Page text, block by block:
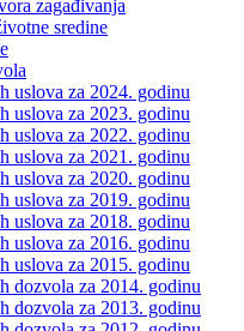
zagađivanja
sredine
uslova za 2024. godinu
uslova za 2023. godinu
uslova za 2022. godinu
uslova za 2021. godinu
uslova za 2020. godinu
uslova za 2019. godinu
uslova za 2018. godinu
uslova za 2016. godinu
uslova za 2015. godinu
dozvola za 2014. godinu
dozvola za 2013. godinu